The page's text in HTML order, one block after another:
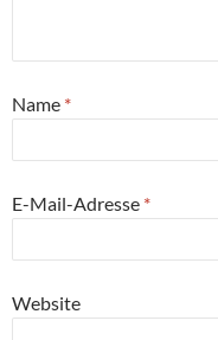
Name *
E-Mail-Adresse *
Website